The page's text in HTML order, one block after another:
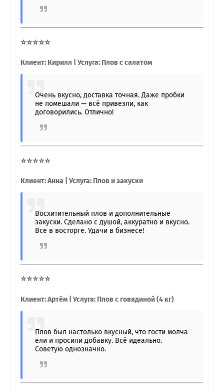
⭐⭐⭐⭐⭐
Клиент: Кирилл | Услуга: Плов с салатом
Очень вкусно, доставка точная. Даже пробки
не помешали — всё привезли, как
договорились. Отлично!
⭐⭐⭐⭐⭐
Клиент: Анна | Услуга: Плов и закуски
Восхитительный плов и дополнительные
закуски. Сделано с душой, аккуратно и вкусно.
Все в восторге. Удачи в бизнесе!
⭐⭐⭐⭐⭐
Клиент: Артём | Услуга: Плов с говядиной (4 кг)
Плов был настолько вкусный, что гости молча
ели и просили добавку. Всё идеально.
Советую однозначно.